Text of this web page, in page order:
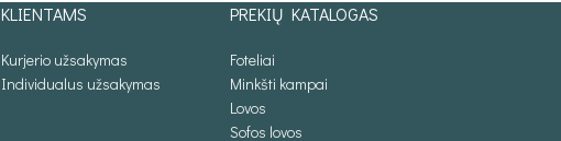
KLIENTAMS
Kurjerio užsakymas
Individualus užsakymas
PREKIŲ KATALOGAS
Foteliai
Minkšti kampai
Lovos
Sofos lovos